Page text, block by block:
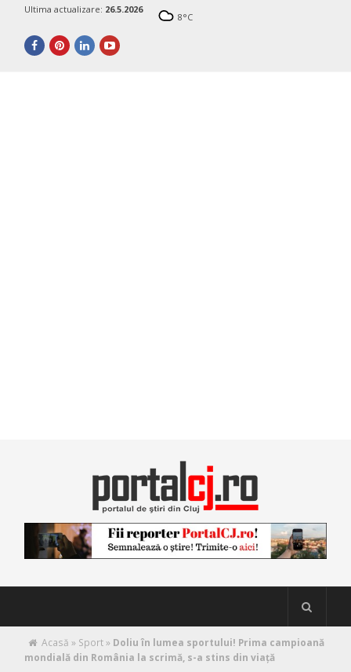
Ultima actualizare: 26.5.2026
8°C
Acasă » Sport» Doliu în lumea sportului! Prima campioană
mondială din România la scrimă, s-a stins din viață